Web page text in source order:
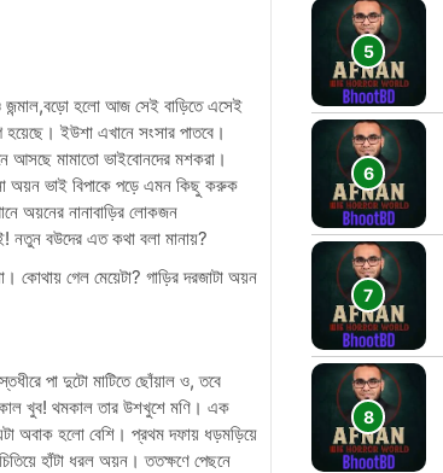
জন্মাল,বড়ো হলো আজ সেই বাড়িতে এসেই
হয়েছে। ইউশা এখানে সংসার পাতবে।
আসছে মামাতো ভাইবোনদের মশকরা।
অয়ন ভাই বিপাকে পড়ে এমন কিছু করুক
অয়নের নানাবাড়ির লোকজন
নতুন বউদের এত কথা বলা মানায়?
কোথায় গেল মেয়েটা? গাড়ির দরজাটা অয়ন
পা দুটো মাটিতে ছোঁয়াল ও, তবে
খুব! থমকাল তার উশখুশে মণি। এক
অবাক হলো বেশি। প্রথম দফায় ধড়মড়িয়ে
হাঁটা ধরল অয়ন। ততক্ষণে পেছনে